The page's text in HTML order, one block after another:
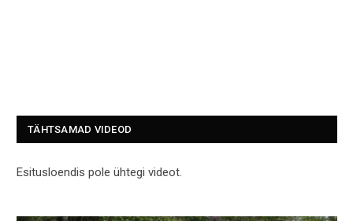
TÄHTSAMAD VIDEOD
Esitusloendis pole ühtegi videot.